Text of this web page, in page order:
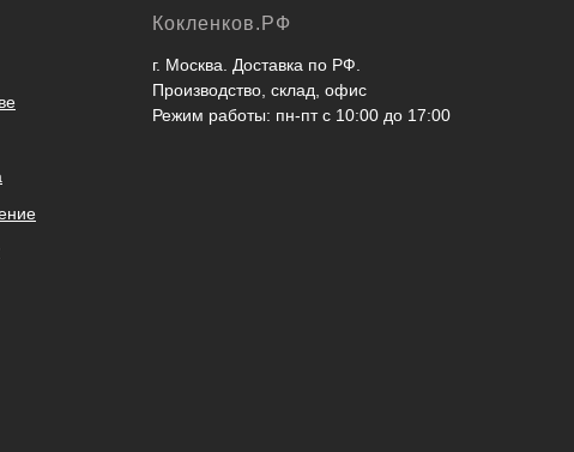
Кокленков.РФ
г. Москва. Доставка по РФ.
Производство, склад, офис
Режим работы: пн-пт с 10:00 до 17:00